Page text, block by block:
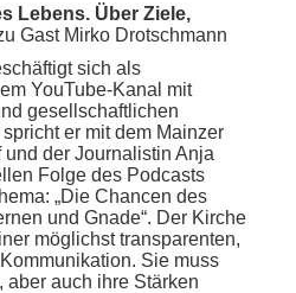
Lebens. Über Ziele,
Gast Mirko Drotschmann
sich als
YouTube-Kanal mit
gesellschaftlichen
er mit dem Mainzer
der Journalistin Anja
Folge des Podcasts
„Die Chancen des
und Gnade“. Der Kirche
möglichst transparenten,
Sie muss
aber auch ihre Stärken